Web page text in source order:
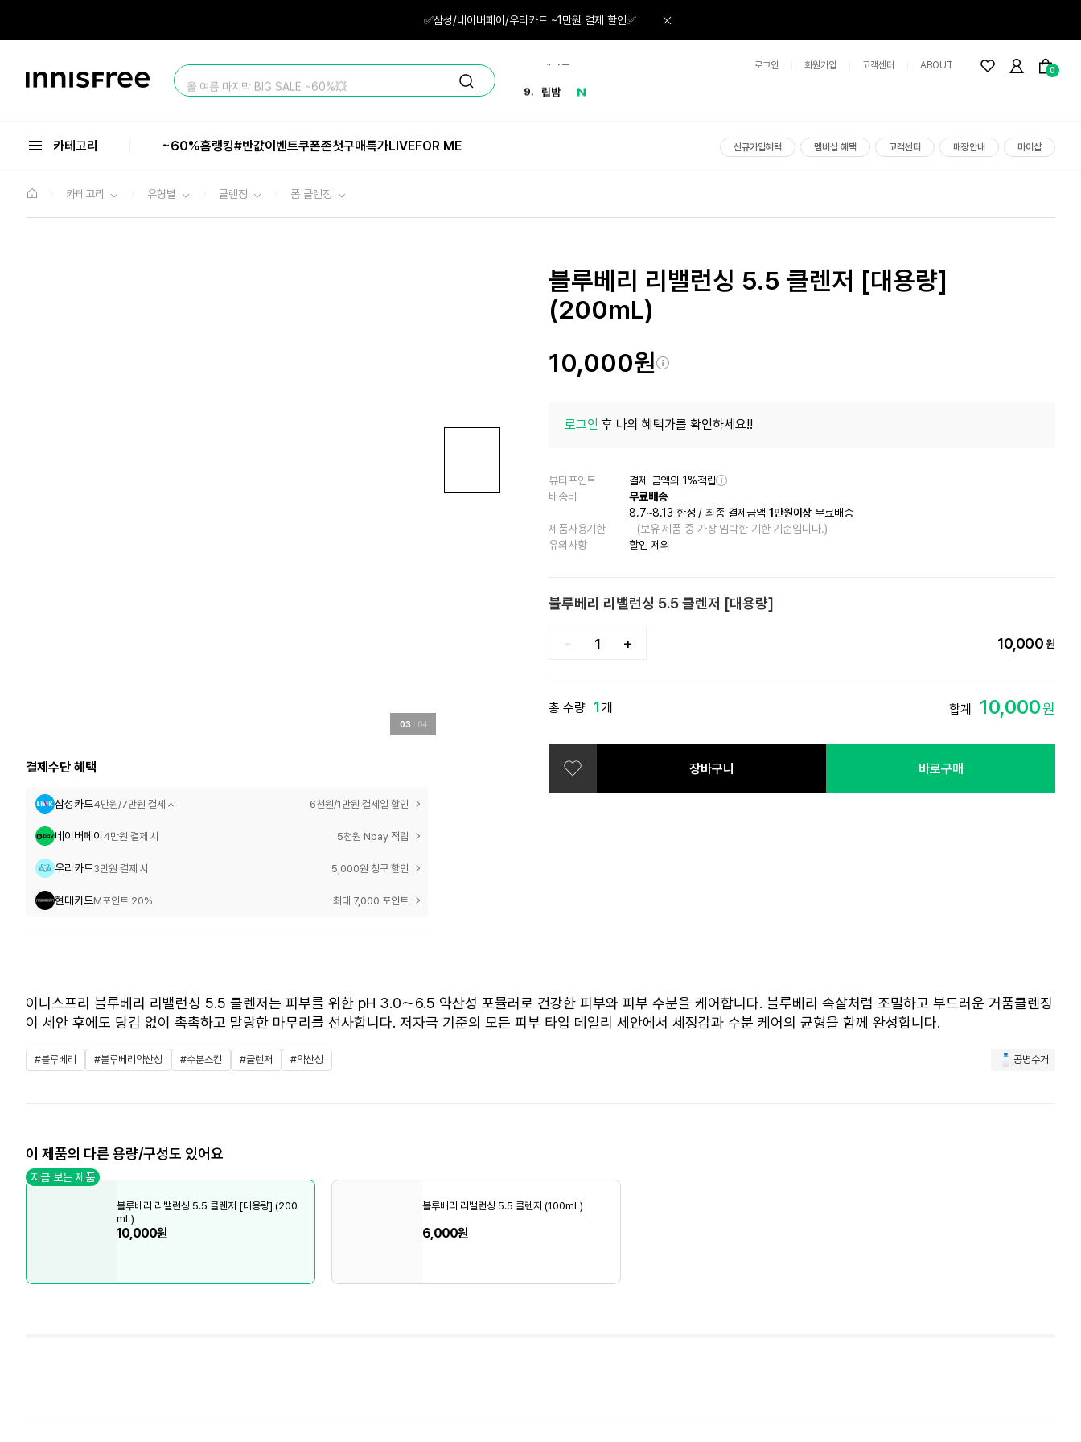
으
✅삼성/네이버페이/우리카드 ~1만원 결제 할인✅
이
올 여름 마지막 BIG SALE ~60%💥
올 여름 마지막 BIG SALE ~60%💥
7. 화산송이
로그인 회원가입 고객센터 ABOUT 0
카테고리 ~60%홈랭킹#반값이벤트쿠폰존첫구매특가LIVEFOR ME 신규가입혜택 멤버십 혜택 고객센터 매장안내 마이샵
카테고리 유형별 클렌징 폼 클렌징
04 04
결제수단 혜택
삼성카드4만원/7만원 결제 시 6천원/1만원 결제일 할인
네이버페이 4만원 결제 시 5천원 Npay 적립
우리카드3만원 결제 시 5,000원 청구 할인
현대카드M포인트 20% 최대 7,000 포인트
블루베리 리밸런싱 5.5 클렌저 [대용량]
(200mL)
10,000원
로그인 후 나의 혜택가를 확인하세요!!
뷰티포인트
결제 금액의 1%적립
배송비
무료배송
8.7~8.13 한정 /최종 결제금액 1만원이상 무료배송
제품사용기한
(보유 제품 중 가장 임박한 기한 기준입니다.)
유의사항
할인 제외
블루베리 리밸런싱 5.5 클렌저 [대용량]
- + 10,000원
총 수량 1개 합계 10,000원
장바구니 바로구매
이니스프리 블루베리 리밸런싱 5.5 클렌저는 피부를 위한 pH 3.0～6.5 약산성 포뮬러로 건강한 피부와 피부 수분을 케어합니다. 블루베리 속살처럼 조밀하고 부드러운 거품클렌징
이 세안 후에도 당김 없이 촉촉하고 말랑한 마무리를 선사합니다. 저자극 기준의 모든 피부 타입 데일리 세안에서 세정감과 수분 케어의 균형을 함께 완성합니다.
#블루베리 #블루베리약산성 #수분스킨 #클렌저 #약산성 공병수거
이 제품의 다른 용량/구성도 있어요
지금 보는 제품
블루베리 리밸런싱 5.5 클렌저 [대용량] (200
mL)
10,000원
블루베리 리밸런싱 5.5 클렌저 (100mL)
6,000원